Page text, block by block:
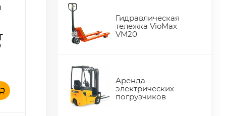
Гидравлическая
тележка VioMax
VM20
Аренда
электрических
погрузчиков